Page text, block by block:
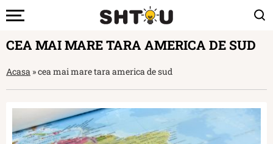
CEA MAI MARE TARA AMERICA DE SUD
Acasa »cea mai mare tara america de sud